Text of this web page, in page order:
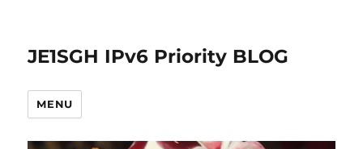
JE1SGH IPv6 Priority BLOG
MENU